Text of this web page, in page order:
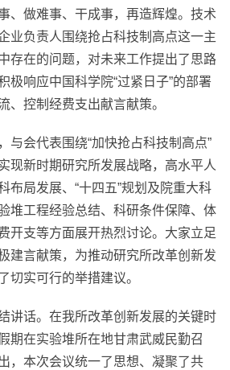
做难事、干成事，再造辉煌。技术
业负责人围绕抢占科技制高点这一主
存在的问题，对未来工作提出了思路
极响应中国科学院“过紧日子”的部署
、控制经费支出献言献策。
与会代表围绕“加快抢占科技制高点”
现新时期研究所发展战略，高水平人
布局发展、“十四五”规划及院重大科
堆工程经验总结、科研条件保障、体
开支等方面展开热烈讨论。大家立足
建言献策，为推动研究所改革创新发
切实可行的举措建议。
讲话。在我所改革创新发展的关键时
期在实验堆所在地甘肃武威民勤召
，本次会议统一了思想、凝聚了共